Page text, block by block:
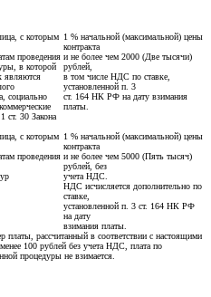
с которым
проведения
в которой
являются
социально
ст. 30 Закона
1 % начальной (максимальной) цены
контракта
и не более чем 2000 (Две тысячи)
рублей,
в том числе НДС по ставке,
установленной п. 3
ст. 164 НК РФ на дату взимания
платы.
с которым
проведения
1 % начальной (максимальной) цены
контракта
и не более чем 5000 (Пять тысяч)
рублей, без
учета НДС.
НДС исчисляется дополнительно по
ставке,
установленной п. 3 ст. 164 НК РФ
на дату
взимания платы.
платы, рассчитанный в соответствии с настоящими
100 рублей без учета НДС, плата по
процедуры не взимается.